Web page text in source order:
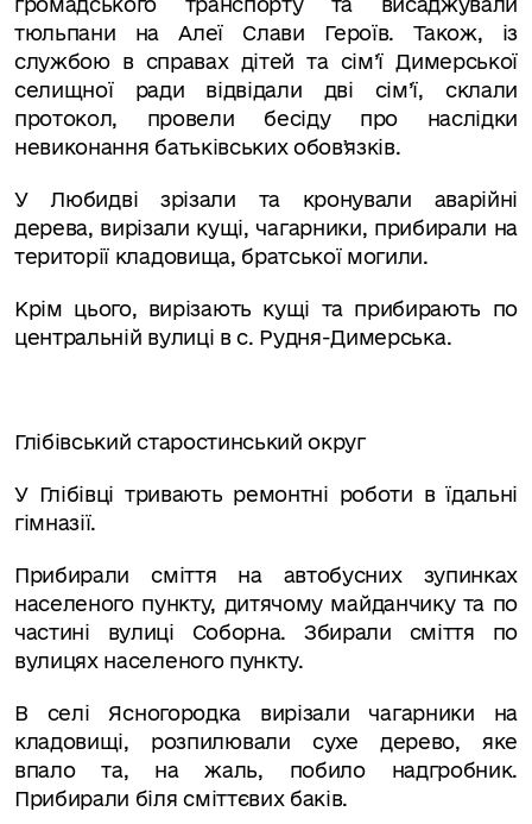
тюльпани на Алеї Слави Героїв. Також, із
службою в справах дітей та сім’ї Димерської
селищної ради відвідали дві сім’ї, склали
протокол, провели бесіду про наслідки
невиконання батьківських обовʼязків.
У Любидві зрізали та кронували аварійні
дерева, вирізали кущі, чагарники, прибирали на
території кладовища, братської могили.
Крім цього, вирізають кущі та прибирають по
центральній вулиці в с. Рудня-Димерська.
Глібівський старостинський округ
У Глібівці тривають ремонтні роботи в їдальні
гімназії.
Прибирали сміття на автобусних зупинках
населеного пункту, дитячому майданчику та по
частині вулиці Соборна.
Збирали сміття по
вулицях населеного пункту.
В селі Ясногородка вирізали чагарники на
кладовищі, розпилювали сухе дерево, яке
впало та, на жаль, побило надгробник.
Прибирали біля сміттєвих баків.